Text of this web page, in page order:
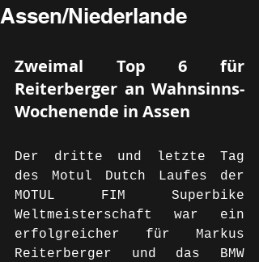
Assen/Niederlande
Zweimal Top 6 für
Reiterberger an Wahnsinns-
Wochenende in Assen
Der dritte und letzte Tag
des Motul Dutch Laufes der
MOTUL FIM Superbike
Weltmeisterschaft war ein
erfolgreicher für Markus
Reiterberger und das BMW